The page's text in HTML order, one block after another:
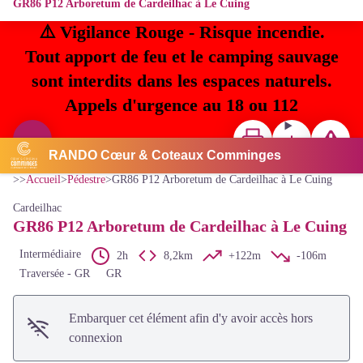
⚠️ Vigilance Rouge - Risque incendie.
Tout apport de feu et le camping sauvage
sont interdits dans les espaces naturels.
Appels d'urgence au 18 ou 112
RANDO Cœur & Coteaux Comminges
GR86 P12 Arboretum de Cardeilhac à Le Cuing
CC Cœur & Coteaux Comminges
Voir l'image en plein écran
ImprimerTéléchargerSignaler
>>Accueil>Pédestre>GR86 P12 Arboretum de Cardeilhac à Le Cuing
Cardeilhac
GR86 P12 Arboretum de Cardeilhac à Le Cuing
Intermédiaire 2h 8,2km +122m
-106m
Traversée - GR
GR
Embarquer cet élément afin d'y avoir accès hors
connexion